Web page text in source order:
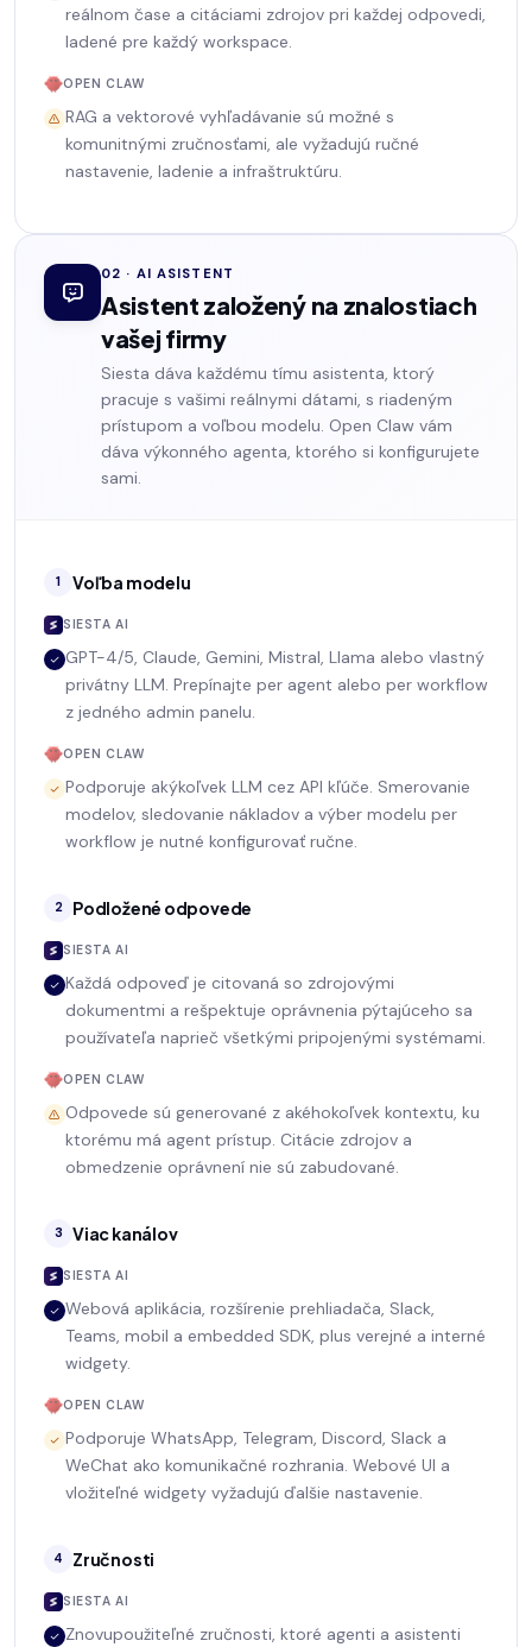
reálnom čase a citáciami zdrojov pri každej odpovedi,
ladené pre každý workspace.
OPEN CLAW
RAG a vektorové vyhľadávanie sú možné s
komunitnými zručnosťami, ale vyžadujú ručné
nastavenie, ladenie a infraštruktúru.
02 · AI ASISTENT
Asistent založený na znalostiach
vašej firmy
Siesta dáva každému tímu asistenta, ktorý
pracuje s vašimi reálnymi dátami, s riadeným
prístupom a voľbou modelu. Open Claw vám
dáva výkonného agenta, ktorého si konfigurujete
sami.
1 Voľba modelu
SIESTA AI
GPT-4/5, Claude, Gemini, Mistral, Llama alebo vlastný
privátny LLM. Prepínajte per agent alebo per workflow
z jedného admin panelu.
OPEN CLAW
Podporuje akýkoľvek LLM cez API kľúče. Smerovanie
modelov, sledovanie nákladov a výber modelu per
workflow je nutné konfigurovať ručne.
2 Podložené odpovede
SIESTA AI
Každá odpoveď je citovaná so zdrojovými
dokumentmi a rešpektuje oprávnenia pýtajúceho sa
používateľa naprieč všetkými pripojenými systémami.
OPEN CLAW
Odpovede sú generované z akéhokoľvek kontextu, ku
ktorému má agent prístup. Citácie zdrojov a
obmedzenie oprávnení nie sú zabudované.
3 Viac kanálov
SIESTA AI
Webová aplikácia, rozšírenie prehliadača, Slack,
Teams, mobil a embedded SDK, plus verejné a interné
widgety.
OPEN CLAW
Podporuje WhatsApp, Telegram, Discord, Slack a
WeChat ako komunikačné rozhrania. Webové UI a
vložiteľné widgety vyžadujú ďalšie nastavenie.
4 Zručnosti
SIESTA AI
Znovupoužiteľné zručnosti, ktoré agenti a asistenti